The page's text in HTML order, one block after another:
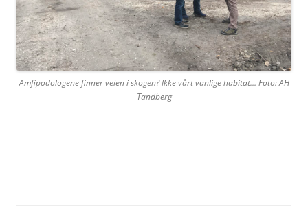
Amfipodologene finner veien i skogen? Ikke vårt vanlige habitat… Foto: AH
Tandberg